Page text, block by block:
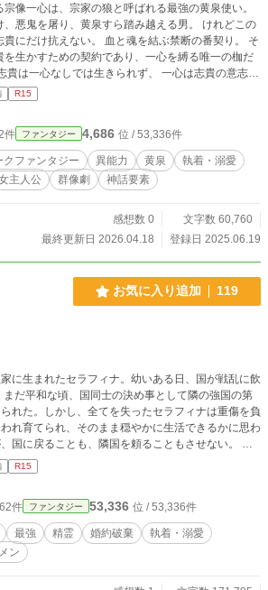
宗像一心は、宗家の狼と呼ばれる最強の黄泉使い。
悪鬼を屠り、黄泉すら踏み越える男。 けれどこの
えない。 血と魂を結ぶ禁断の番契り。 そ
を生かすための契約であり、一心を縛る唯一の枷だ
くない。 誰にも渡した
えてい
とき、覆われた名に触れられるのは志貴だけだっ
に前へ出る。 「お前が世界を選ぶなら、俺
れなくなる、和風神話ダー
R15
件 ファンタジー 4,686 位 / 53,336件
クファンタジー 異能力 黄泉
執着・溺愛
主人公 群像劇 神話要素
感想数 0
文字数 60,760
最終更新日 2026.04.18
登録日 2025.06.19
お気に入り追加 119
に生まれたセラフィナ。幼いある日、国が戦乱に飲
だ平和な頃、国同士の決め事として隣の強国の第
れた。しかし、全てを失ったセラフィナは重傷を負
れ育てられ、そのまま穏やかに生活できるかに思わ
国に戻ることも、隣国を頼ることもさせない。 し
の姫は、その身に多くの力を秘め、静かな生活はあ
もせめてものけじめとして婚約解消をするが、なぜ
、シンがそれを許さないと……。 人ならぬものた
とする王子の落ち着く先は。
R15
件 ファンタジー 53,336 位 / 53,336件
最強 精霊 婚約破棄
執着・溺愛
ン